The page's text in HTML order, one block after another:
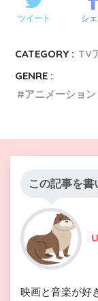
ツイート シ
CATEGORY : TV
GENRE :
アニメーション
この記事を書
映画と音楽が好